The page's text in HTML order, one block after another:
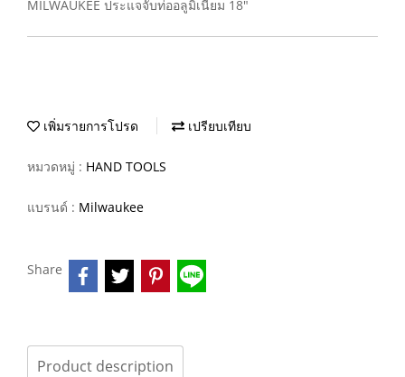
MILWAUKEE ประแจจับท่ออลูมิเนียม 18"
เพิ่มรายการโปรด เปรียบเทียบ
หมวดหมู่ : HAND TOOLS
แบรนด์ : Milwaukee
Share
Product description